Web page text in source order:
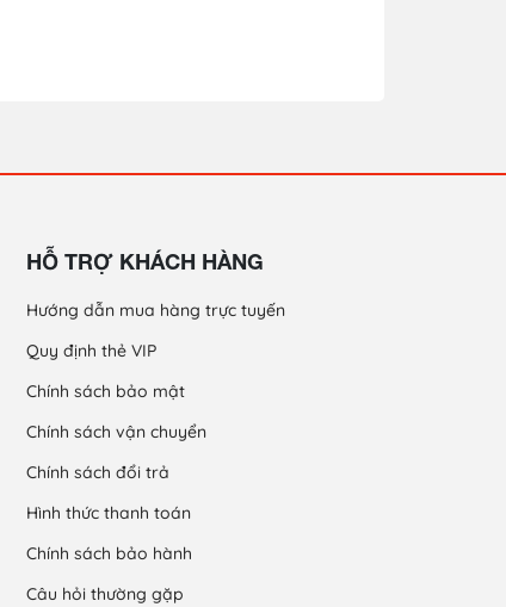
HỖ TRỢ KHÁCH HÀNG
Hướng dẫn mua hàng trực tuyến
Quy định thẻ VIP
Chính sách bảo mật
Chính sách vận chuyển
Chính sách đổi trả
Hình thức thanh toán
Chính sách bảo hành
Câu hỏi thường gặp